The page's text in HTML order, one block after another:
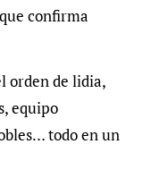
que confirma
orden de lidia,
equipo
todo en un